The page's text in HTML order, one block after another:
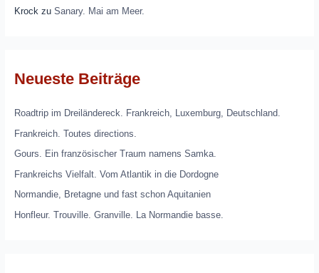
Krockzu Sanary. Mai am Meer.
Neueste Beiträge
Roadtrip im Dreiländereck. Frankreich, Luxemburg, Deutschland.
Frankreich. Toutes directions.
Gours. Ein französischer Traum namens Samka.
Frankreichs Vielfalt. Vom Atlantik in die Dordogne
Normandie, Bretagne und fast schon Aquitanien
Honfleur. Trouville. Granville. La Normandie basse.